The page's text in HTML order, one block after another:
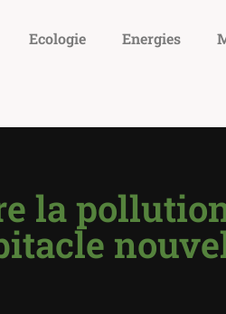
Ecologie Energies
la